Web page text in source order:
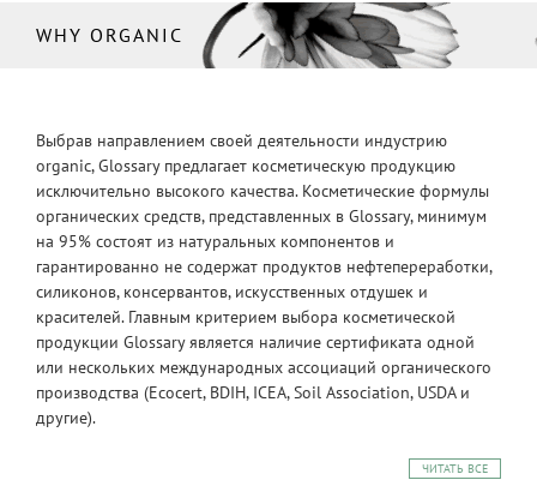
WHY ORGANIC
Выбрав направлением своей деятельности индустрию
organic, Glossary предлагает косметическую продукцию
исключительно высокого качества. Косметические формулы
органических средств, представленных в Glossary, минимум
на 95% состоят из натуральных компонентов и
гарантированно не содержат продуктов нефтепереработки,
силиконов, консервантов, искусственных отдушек и
красителей. Главным критерием выбора косметической
продукции Glossary является наличие сертификата одной
или нескольких международных ассоциаций органического
производства (Ecocert, BDIH, ICEA, Soil Association, USDA и
другие).
ЧИТАТЬ ВСЕ